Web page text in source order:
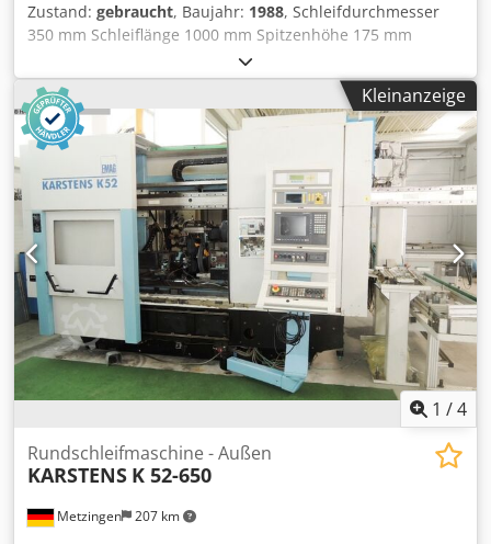
Zustand: gebraucht, Baujahr: 1988, Schleifdurchmesser
350 mm Schleiflänge 1000 mm Spitzenhöhe 175 mm
Steuerung Kelco Maschinengewicht ca. 4 t CNC
Rundschleifmaschine Cedpjzmy Thofx Agkeha
Kellenberger UR 175 x 1000 Baujahr 1988 Steuerung Kelco
Spitzenweite 1000 mm + mehrere Spannmittel und
Werkzeuge
Kleinanzeige
1 /4
Metzingen 207 km
Rundschleifmaschine - Außen
KARSTENS K 52-650